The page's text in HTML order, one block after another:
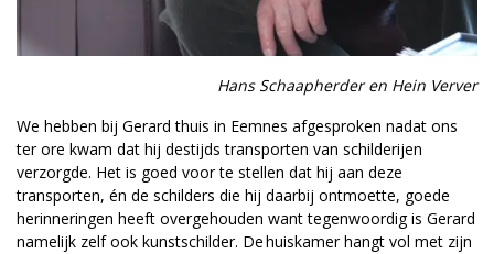
Hans Schaapherder en Hein Verver
We hebben bij Gerard thuis in Eemnes afgesproken nadat ons
ter ore kwam dat hij destijds transporten van schilderijen
verzorgde. Het is goed voor te stellen dat hij aan deze
transporten, én de schilders die hij daarbij ontmoette, goede
herinneringen heeft overgehouden want tegenwoordig is Gerard
namelijk zelf ook kunstschilder. De huiskamer hangt vol met zijn